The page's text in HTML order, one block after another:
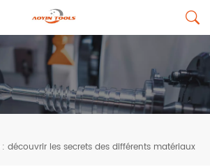
découvrir les secrets des différents matériaux